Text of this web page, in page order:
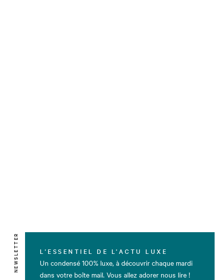
NEWSLETTER L’ESSENTIEL DE L’ACTU LUXE
Un condensé 100% luxe, à découvrir chaque mardi
dans votre boîte mail. Vous allez adorer nous lire !